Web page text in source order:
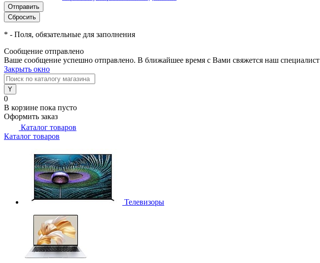
* - Поля, обязательные для заполнения
Сообщение отправлено
Ваше сообщение успешно отправлено. В ближайшее время с Вами свяжется наш специалист
Закрыть окно
0
В корзине пока пусто
Оформить заказ
Каталог товаров
Каталог товаров
Телевизоры